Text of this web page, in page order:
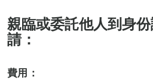
親臨或委託他人到身
請：
費用：